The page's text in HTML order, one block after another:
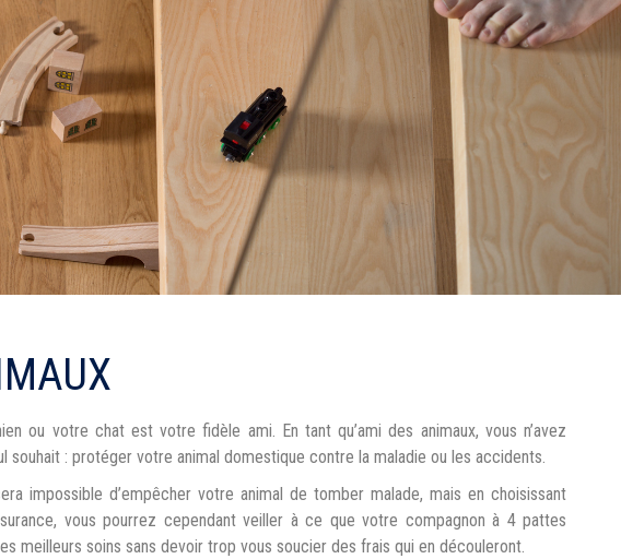
ou votre chat est votre fidèle ami. En tant qu’ami des animaux, vous n’avez
souhait : protéger votre animal domestique contre la maladie ou les accidents.
impossible d’empêcher votre animal de tomber malade, mais en choisissant
vous pourrez cependant veiller à ce que votre compagnon à 4 pattes
meilleurs soins sans devoir trop vous soucier des frais qui en découleront.